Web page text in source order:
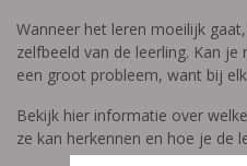
Wanneer het leren moeilijk
zelfbeeld van de leerling. Kan
een groot probleem, want bij
Bekijk hier informatie over
ze kan herkennen en hoe je de